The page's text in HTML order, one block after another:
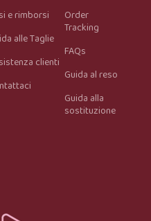
e rimborsi
alle Taglie
clienti
Order
Tracking
FAQs
Guida al reso
Guida alla
sostituzione